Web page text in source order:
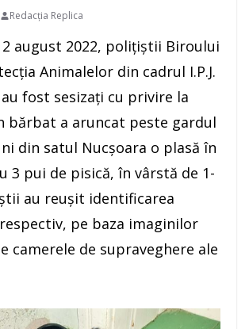
Redacția Replica
august 2022, polițiștii Biroului
Animalelor din cadrul I.P.J.
fost sesizați cu privire la
bărbat a aruncat peste gardul
din satul Nucșoara o plasă în
3 pui de pisică, în vârstă de 1-
au reușit identificarea
pe baza imaginilor
camerele de supraveghere ale